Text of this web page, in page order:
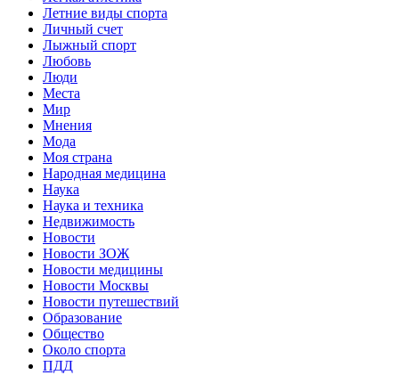
Летние виды спорта
Личный счет
Лыжный спорт
Любовь
Люди
Места
Мир
Мнения
Мода
Моя страна
Народная медицина
Наука
Наука и техника
Недвижимость
Новости
Новости ЗОЖ
Новости медицины
Новости Москвы
Новости путешествий
Образование
Общество
Около спорта
ПДД